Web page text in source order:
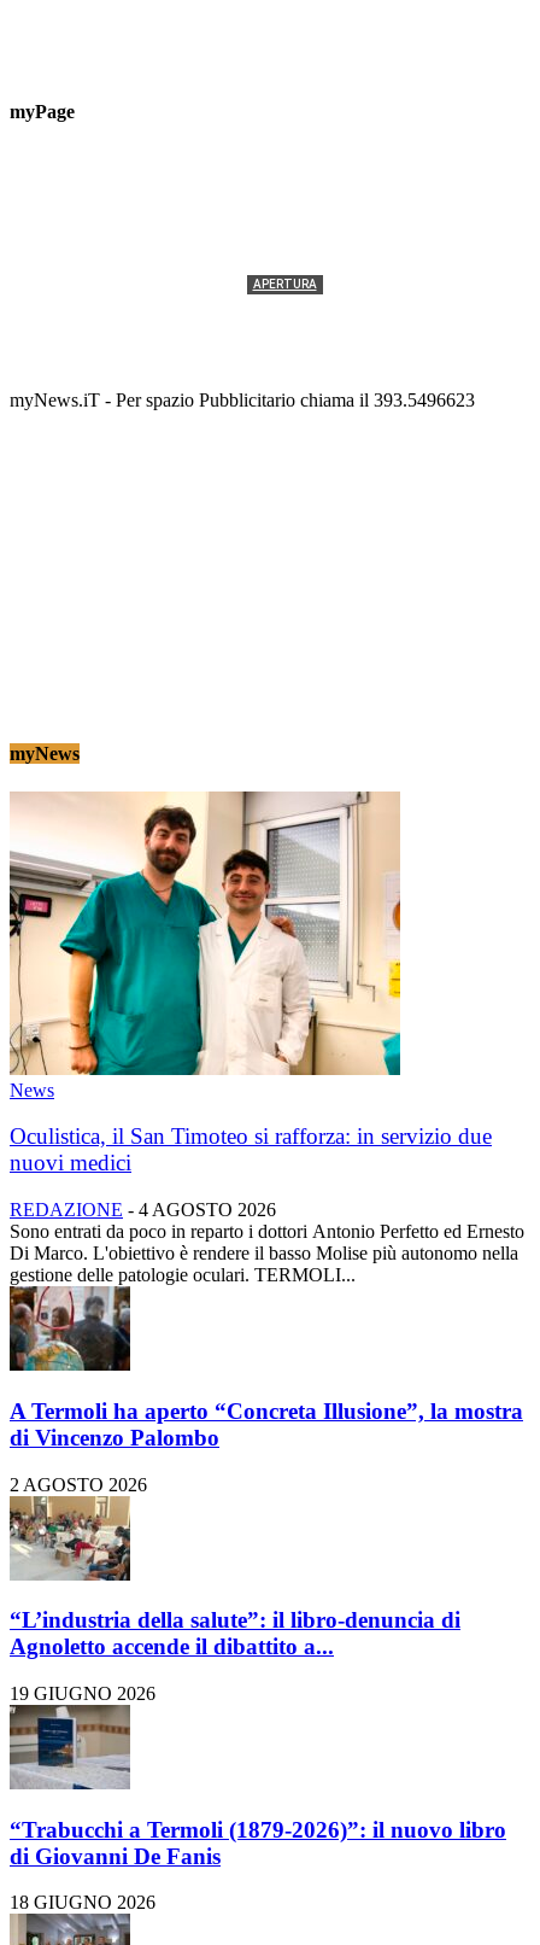
myPage
APERTURA
myNews.iT - Per spazio Pubblicitario chiama il 393.5496623
myNews
News
Oculistica, il San Timoteo si rafforza: in servizio due
nuovi medici
REDAZIONE - 4 AGOSTO 2026
Sono entrati da poco in reparto i dottori Antonio Perfetto ed Ernesto
Di Marco. L'obiettivo è rendere il basso Molise più autonomo nella
gestione delle patologie oculari. TERMOLI...
A Termoli ha aperto “Concreta Illusione”, la mostra
di Vincenzo Palombo
2 AGOSTO 2026
“L’industria della salute”: il libro-denuncia di
Agnoletto accende il dibattito a...
19 GIUGNO 2026
“Trabucchi a Termoli (1879-2026)”: il nuovo libro
di Giovanni De Fanis
18 GIUGNO 2026